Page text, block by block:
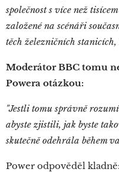
společnost s více než
založené na scénáři
těch železničních stanicích,
Moderátor BBC tomu
Powera otázkou:
"Jestli tomu správně
abyste zjistili, jak byste
skutečně odehrála během
Power odpověděl kladně: